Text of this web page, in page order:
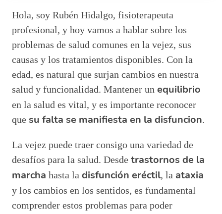
ancianos?
Síntomas y causas de la disfunción eréctil
¿Qué es la ataxia y cómo afecta la
coordinación?
Cambios en los sentidos con la edad
Tratamiento de la insuficiencia cardíaca
Ejercicio y fisioterapia en el envejecimiento
Preguntas relacionadas sobre problemas de
salud en la tercera edad
¿Cuáles son las principales causas de la
¿Cómo solucionar el problema de la
disfunción eréctil?
¿Cómo se le llama a la pérdida de
equilibrio en el anciano?
¿Cuándo comienza la disfunción eréctil?
Hola, soy Rubén Hidalgo, fisioterapeuta
profesional, y hoy vamos a hablar sobre los
problemas de salud comunes en la vejez, sus
causas y los tratamientos disponibles. Con la
edad, es natural que surjan cambios en nuestra
salud y funcionalidad. Mantener un equilibrio
en la salud es vital, y es importante reconocer
que su falta se manifiesta en la disfuncion.
La vejez puede traer consigo una variedad de
desafíos para la salud. Desde trastornos de la
marcha hasta la disfunción eréctil, la ataxia
y los cambios en los sentidos, es fundamental
comprender estos problemas para poder